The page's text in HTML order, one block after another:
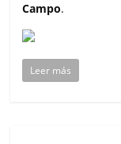
Campo.
Leer más